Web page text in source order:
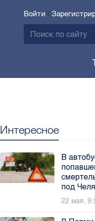
Войти |
Интересное
В
под
22 мая,